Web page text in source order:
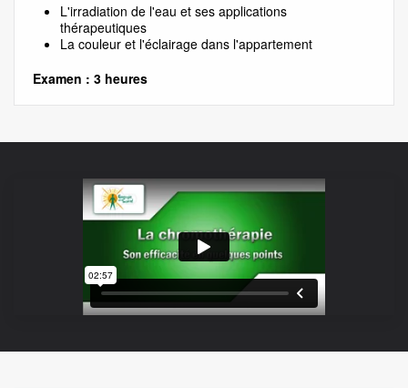
L'irradiation de l'eau et ses applications
thérapeutiques
La couleur et l'éclairage dans l'appartement
Examen : 3 heures